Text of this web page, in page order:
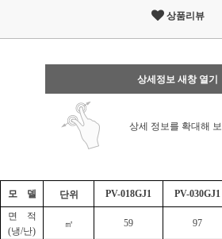
상품리뷰
상세정보 새창 열기
상세 정보를 확대해
모 델 단위 PV-018GJ1 PV-030GJ1
면 적
(냉/난)
㎡ 59 97